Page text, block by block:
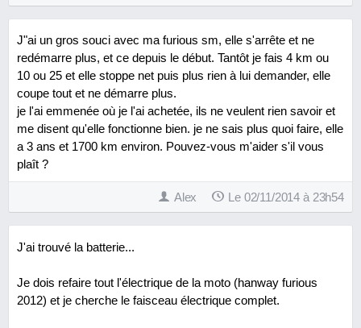
J"ai un gros souci avec ma furious sm, elle s'arrête et ne
redémarre plus, et ce depuis le début. Tantôt je fais 4 km ou
10 ou 25 et elle stoppe net puis plus rien à lui demander, elle
coupe tout et ne démarre plus.
je l'ai emmenée où je l'ai achetée, ils ne veulent rien savoir et
me disent qu'elle fonctionne bien. je ne sais plus quoi faire, elle
a 3 ans et 1700 km environ. Pouvez-vous m'aider s'il vous
plaît ?
Alex Le 02/11/2014 à 23h54
J'ai trouvé la batterie...
Je dois refaire tout l'électrique de la moto (hanway furious
2012) et je cherche le faisceau électrique complet.